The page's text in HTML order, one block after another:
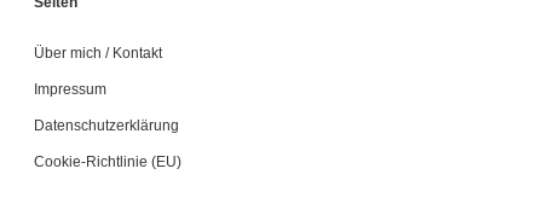
Über mich / Kontakt
Impressum
Datenschutzerklärung
Cookie-Richtlinie (EU)